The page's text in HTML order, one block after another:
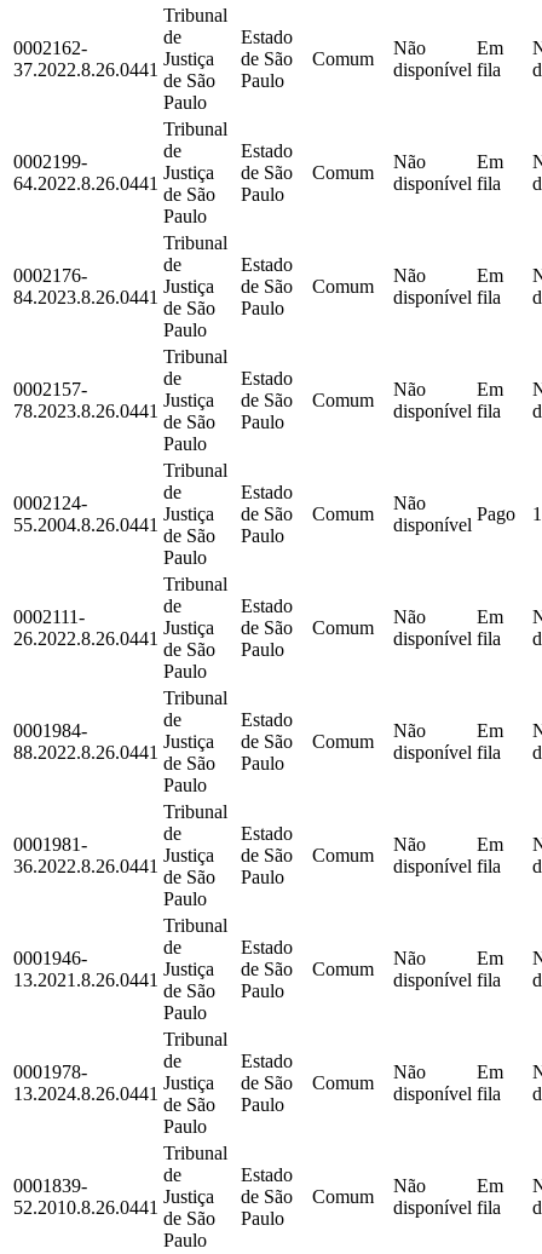
0002162-
37.2022.8.26.0441
Tribunal
de
Justiça
de São
Paulo
Estado
de São
Paulo
Comum
Não
disponível
Em
fila
0002199-
64.2022.8.26.0441
Tribunal
de
Justiça
de São
Paulo
Estado
de São
Paulo
Comum
Não
disponível
Em
fila
0002176-
84.2023.8.26.0441
Tribunal
de
Justiça
de São
Paulo
Estado
de São
Paulo
Comum
Não
disponível
Em
fila
0002157-
78.2023.8.26.0441
Tribunal
de
Justiça
de São
Paulo
Estado
de São
Paulo
Comum
Não
disponível
Em
fila
0002124-
55.2004.8.26.0441
Tribunal
de
Justiça
de São
Paulo
Estado
de São
Paulo
Comum
Não
disponível
Pago
0002111-
26.2022.8.26.0441
Tribunal
de
Justiça
de São
Paulo
Estado
de São
Paulo
Comum
Não
disponível
Em
fila
0001984-
88.2022.8.26.0441
Tribunal
de
Justiça
de São
Paulo
Estado
de São
Paulo
Comum
Não
disponível
Em
fila
0001981-
36.2022.8.26.0441
Tribunal
de
Justiça
de São
Paulo
Estado
de São
Paulo
Comum
Não
disponível
Em
fila
0001946-
13.2021.8.26.0441
Tribunal
de
Justiça
de São
Paulo
Estado
de São
Paulo
Comum
Não
disponível
Em
fila
0001978-
13.2024.8.26.0441
Tribunal
de
Justiça
de São
Paulo
Estado
de São
Paulo
Comum
Não
disponível
Em
fila
0001839-
52.2010.8.26.0441
Tribunal
de
Justiça
de São
Paulo
Estado
de São
Paulo
Comum
Não
disponível
Em
fila